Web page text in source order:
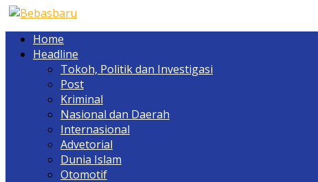
Home
Headline
Tokoh, Politik dan Investigasi
Post
Kriminal
Nasional dan Daerah
Internasional
Advetorial
Dunia Islam
Otomotif